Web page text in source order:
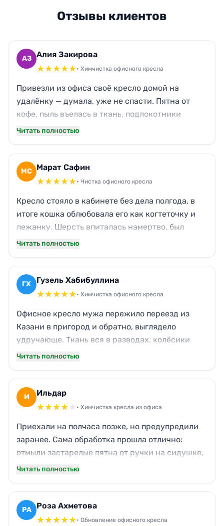
Отзывы клиентов
АЗ Алия Закирова
★★★★★• Химчистка офисного кресла
Привезли из офиса своё кресло домой на
удалёнку — думала, уже не спасти. Пятна от
кофе, пыль въелась в ткань, подлокотники
блестели от жира. После обработки как
работал аккуратно на балконе. Теперь сидеть
одно удовольствие, никаких посторонних
Читать полностью
МС Марат Сафин
★★★★★• Чистка офисного кресла
Кресло стояло в кабинете без дела полгода, в
итоге кошка облюбовала его как когтеточку и
лежанку. Шерсть впиталась намертво, был
неприятный запах. Вызвал специалистов из
свежестью, никаких следов кошачьей жизни.
Приятно, что дали гарантию на работу,
Читать полностью
ГХ Гузель Хабибуллина
★★★★★• Химчистка офисного кресла
Офисное кресло мужа пережило переезд из
Казани в пригород и обратно, выглядело
удручающе. Ткань вся в разводах, колёсики
скрипели от грязи. После чистки не узнала
когда сидишь на свежем. Спасибо, что вернули
вещи вторую жизнь без лишних затрат.
Читать полностью
И Ильдар
★★★★★ • Химчистка кресла из офиса
Приехали на полчаса позже, но предупредили
заранее. Сама обработка прошла отлично:
отмыли застарелые пятна от ручки на сидушке,
подлокотники перестали быть липкими.
мелочи, креслом теперь комфортно
пользоваться, заказом доволен. Буду
Читать полностью
РА Роза Ахметова
★★★★★• Обновление офисного кресла